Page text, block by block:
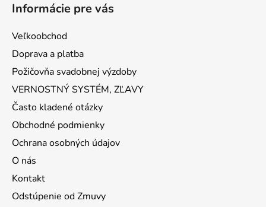
Informácie pre vás
Veľkoobchod
Doprava a platba
Požičovňa svadobnej výzdoby
VERNOSTNÝ SYSTÉM, ZĽAVY
Často kladené otázky
Obchodné podmienky
Ochrana osobných údajov
O nás
Kontakt
Odstúpenie od Zmuvy